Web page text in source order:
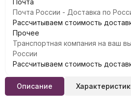
Почта России - Доставка по
Рассчитываем стоимость
Прочее
Транспортная компания на ваш
России
Рассчитываем стоимость
Описание